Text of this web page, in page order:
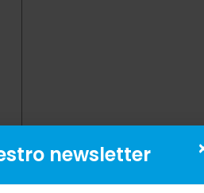
newsletter